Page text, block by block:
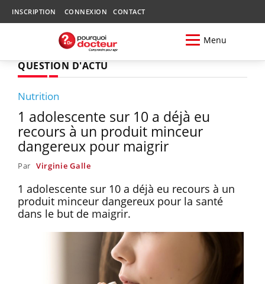
INSCRIPTION CONNEXION CONTACT
Menu
QUESTION D'ACTU
Nutrition
1 adolescente sur 10 a déjà eu
recours à un produit minceur
dangereux pour maigrir
Par Virginie Galle
1 adolescente sur 10 a déjà eu recours à un
produit minceur dangereux pour la santé
dans le but de maigrir.